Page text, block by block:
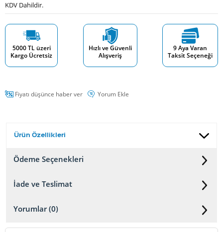
KDV Dahildir.
5000 TL üzeri
Kargo Ücretsiz
Hızlı ve Güvenli
Alışveriş
9 Aya Varan
Taksit Seçeneği
Fiyatı düşünce haber ver Yorum Ekle
Ürün Özellikleri
Ödeme Seçenekleri
İade ve Teslimat
Yorumlar (0)